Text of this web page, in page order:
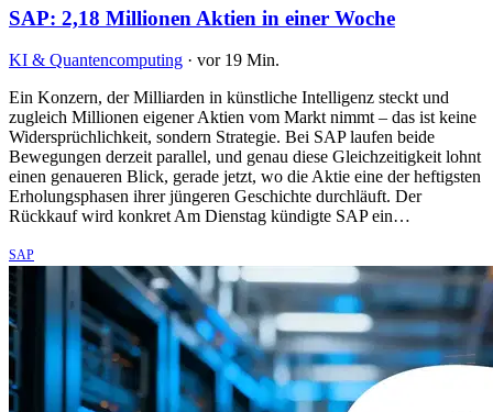
SAP: 2,18 Millionen Aktien in einer Woche
KI & Quantencomputing · vor 19 Min.
Ein Konzern, der Milliarden in künstliche Intelligenz steckt und
zugleich Millionen eigener Aktien vom Markt nimmt – das ist keine
Widersprüchlichkeit, sondern Strategie. Bei SAP laufen beide
Bewegungen derzeit parallel, und genau diese Gleichzeitigkeit lohnt
einen genaueren Blick, gerade jetzt, wo die Aktie eine der heftigsten
Erholungsphasen ihrer jüngeren Geschichte durchläuft. Der
Rückkauf wird konkret Am Dienstag kündigte SAP ein…
SAP